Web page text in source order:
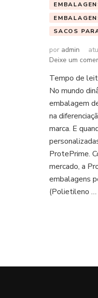
SACOS
por admin
Deixe um
Tempo de
No mundo
embalagem
na
marca. E
ProtePrime.
mercado, a
embalagens
(Polietileno …